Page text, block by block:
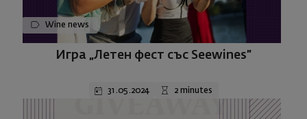
Wine news
Игра „Летен фест със Seewines”
31.05.2024 2 minutes